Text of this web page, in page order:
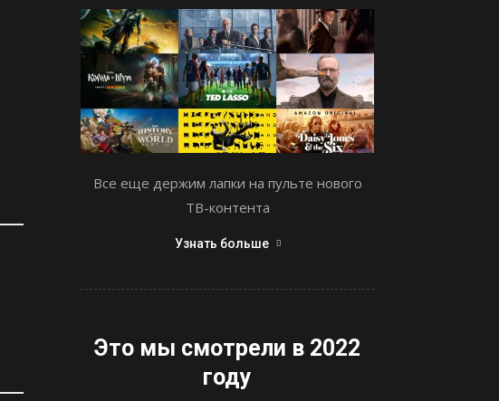
Все еще держим лапки на пульте нового
ТВ-контента
Узнать больше
Это мы смотрели в 2022
году